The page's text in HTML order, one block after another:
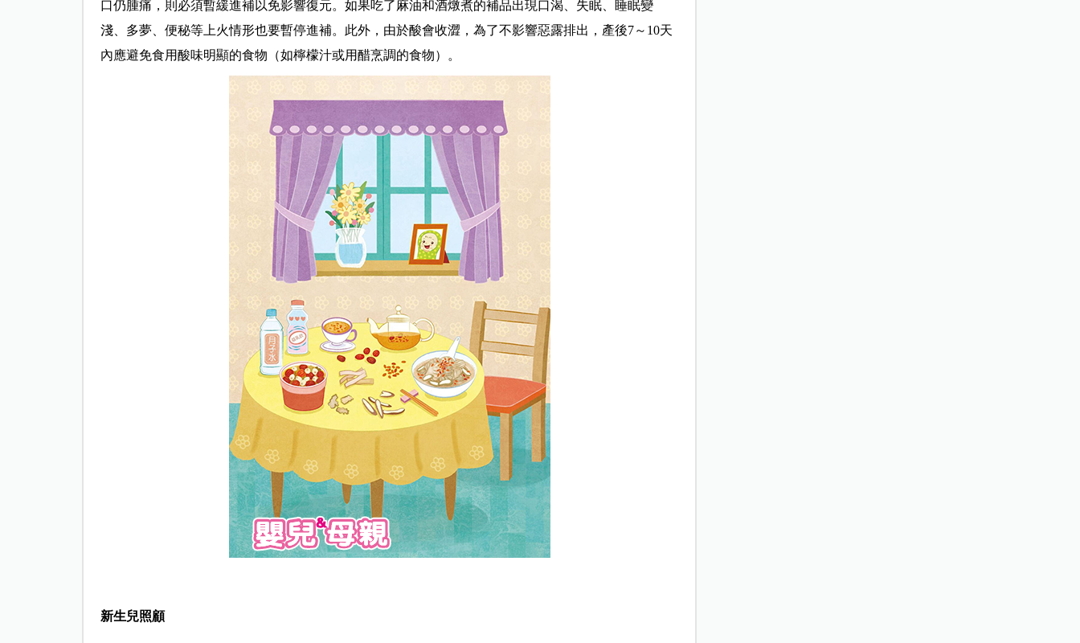
口仍腫痛，則必須暫緩進補以免影響復元。如果吃了麻油和酒燉煮的補品出現口渴、失眠、睡眠變
淺、多夢、便秘等上火情形也要暫停進補。此外，由於酸會收澀，為了不影響惡露排出，產後7～10天
內應避免食用酸味明顯的食物（如檸檬汁或用醋烹調的食物）。
新生兒照顧